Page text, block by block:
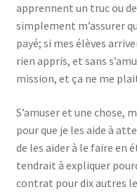
apprennent un truc ou
simplement m’assurer
payé; si mes élèves
rien appris, et sans
mission, et ça ne me
S’amuser et une chose,
pour que je les aide à
de les aider à le faire en
tendrait à expliquer
contrat pour dix autres